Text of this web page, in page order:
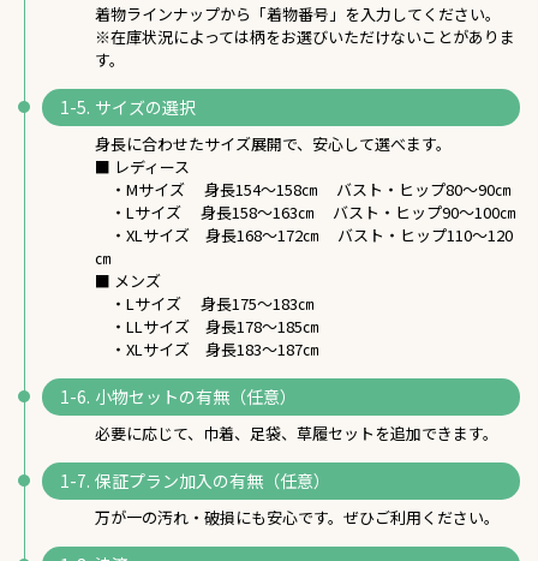
着物ラインナップから「着物番号」を入力してください。
※在庫状況によっては柄をお選びいただけないことがありま
す。
サイズの選択
身長に合わせたサイズ展開で、安心して選べます。
■ レディース
・Mサイズ 身長154～158㎝ バスト・ヒップ80～90㎝
・Lサイズ 身長158～163㎝ バスト・ヒップ90～100㎝
・XLサイズ 身長168～172㎝ バスト・ヒップ110～120
㎝
■ メンズ
・Lサイズ 身長175～183㎝
・LLサイズ 身長178～185㎝
・XLサイズ 身長183～187㎝
小物セットの有無（任意）
必要に応じて、巾着、足袋、草履セットを追加できます。
保証プラン加入の有無（任意）
万が一の汚れ・破損にも安心です。ぜひご利用ください。